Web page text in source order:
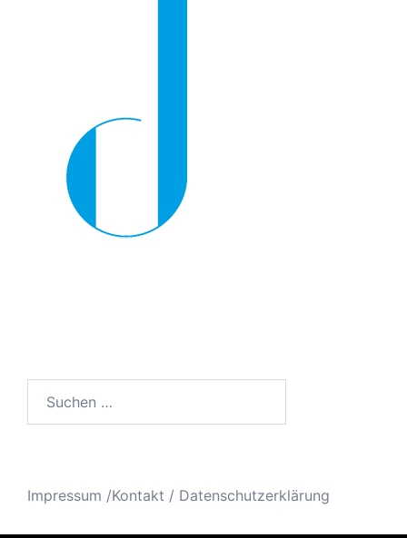
Impressum /Kontakt / Datenschutzerklärung